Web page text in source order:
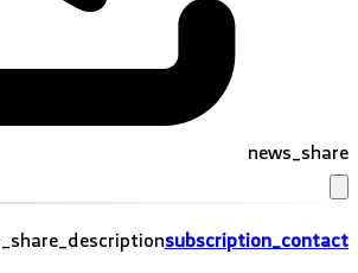
news_share
subscription_contact